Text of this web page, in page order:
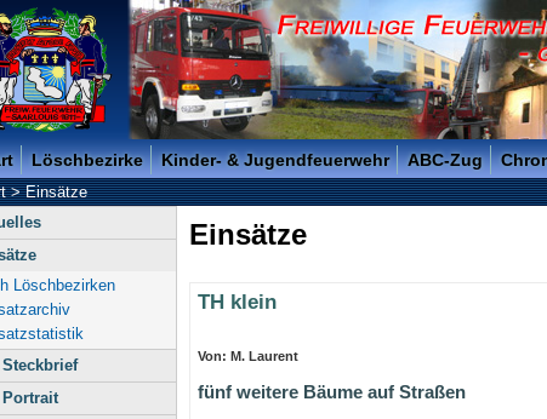
Feuerwehr der Kreisstadt Saarlouis -
Löschbezirke Kinder- & Jugendfeuerwehr ABC-Zug
>Einsätze
Löschbezirken
Steckbrief
Portrait
Einsätze
TH klein
Von: M. Laurent
fünf weitere Bäume auf Straßen